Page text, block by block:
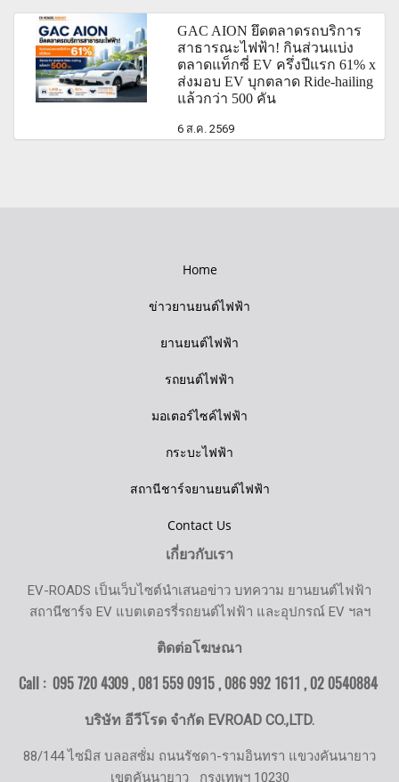
GAC AION ยึดตลาดรถบริการ
สาธารณะไฟฟ้า! กินส่วนแบ่ง
ตลาดแท็กซี่ EV ครึ่งปีแรก 61% x
ส่งมอบ EV บุกตลาด Ride-hailing
แล้วกว่า 500 คัน
6 ส.ค. 2569
Home
ข่าวยานยนต์ไฟฟ้า
ยานยนต์ไฟฟ้า
รถยนต์ไฟฟ้า
มอเตอร์ไซค์ไฟฟ้า
กระบะไฟฟ้า
สถานีชาร์จยานยนต์ไฟฟ้า
Contact Us
เกี่ยวกับเรา
EV-ROADS เป็นเว็บไซต์นำเสนอข่าว บทความ ยานยนต์ไฟฟ้า
สถานีชาร์จ EV แบตเตอรรี่รถยนต์ไฟฟ้า และอุปกรณ์ EV ฯลฯ
ติดต่อโฆษณา
Call : 095 720 4309 , 081 559 0915 , 086 992 1611 ,02 0540884
บริษัท อีวีโรด จำกัด EVROAD CO.,LTD.
88/144 ไซมิส บลอสซั่ม ถนนรัชดา-รามอินทรา แขวงคันนายาว
เขตคันนายาว กรุงเทพฯ 10230